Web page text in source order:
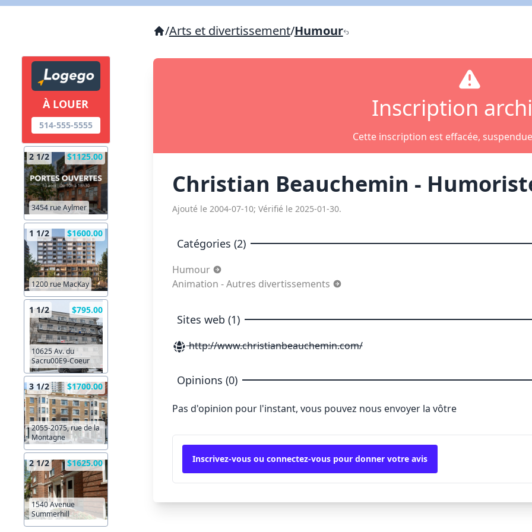
À LOUER
514-555-5555
2 1/2 $1125.00
3454 rue Aylmer
1 1/2 $1600.00
1200 rue MacKay
1 1/2 $795.00
10625 Av. du
Sacru00E9-Coeur
3 1/2 $1700.00
2055-2075, rue de la
Montagne
2 1/2 $1625.00
1540 Avenue
Summerhill
/Arts et divertissement/Humour
Inscription
Cette inscription est effacée,
Christian Beauchemin -
Ajouté le 2004-07-10; Vérifié le 2025-01-30.
Catégories (2)
Humour
Animation - Autres divertissements
Sites web (1)
http://www.christianbeauchemin.com/
Opinions (0)
Pas d'opinion pour l'instant, vous pouvez nous envoyer la vôtre
Inscrivez-vous ou connectez-vous pour donner votre avis
X Fermer